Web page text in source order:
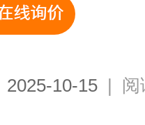
2025-10-15 | 阅